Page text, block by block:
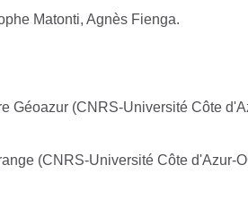
Matonti, Agnès Fienga.
Géoazur (CNRS-Université Côte
(CNRS-Université Côte d'Azur-